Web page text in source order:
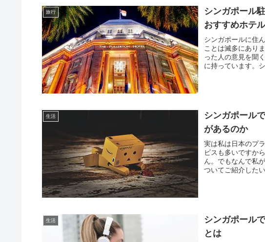
旅行
シンガポール
おすすめホテ
シンガポールに住
ことは滅多にあり
った人の意見を聞
に持っています。
生活
シンガポール
があるのか
実は私は日本のプ
ビスも多いですか
ん。でもなんで私
ついてご紹介した
生活
シンガポール
とは